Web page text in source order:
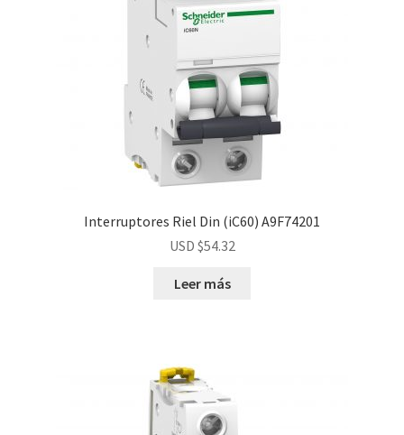
Interruptores Riel Din (iC60) A9F74201
USD $54.32
Leer más